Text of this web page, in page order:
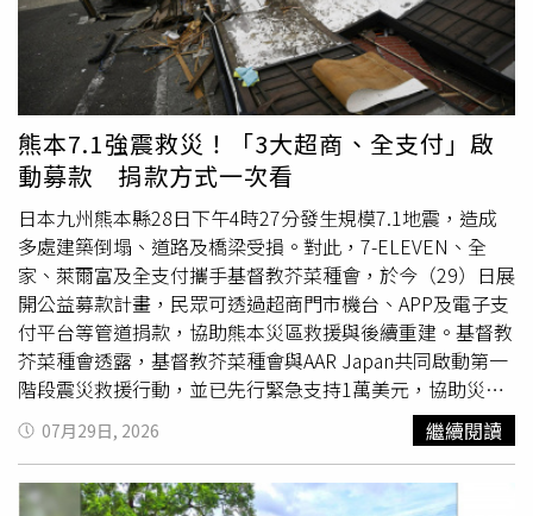
傳統說法，就是「晦夜、陰門、日蔽」三象重疊，因此容易
被賦予特殊寓意。他進一步說明，在古代占候文化中，日食
象徵陽明受蔽、秩序受擾及人心不安，若再碰上鬼門開，往
往容易被解讀為陰氣轉盛、陰陽交界、應謹言慎行的時刻。
不過他也強調，2026年與2027年兩次日全食，台灣及東亞
地區都無法直接觀測，代表即使有人將其解讀為全球可能出
現某些變化，也不代表災難一定會發生，更不能將所有事件
與天象強行連結。柯柏成認為，特殊天象確實可能讓部分民
眾對政治局勢、天然災害、水患或國際情勢產生更多聯想，
也容易因網路傳播被包裝成神秘巧合，進一步放大心理焦
慮。然而，他強調，最重要的民俗精神並非製造恐懼，而是
提醒人們保持敬畏自然、謹慎處世，因此給出八字建議：
「敬天慎行，修德祈安」。無論是否身處觀測區域，專家都
提醒，觀看日全食或日偏食時，絕不可直接以肉眼直視太
陽，以免造成不可逆的視網膜傷害。由於眼睛沒有痛覺神
經，即使受傷也可能毫無感覺，因此必須配戴符合ISO
12312-2:2015國際標準的日食觀測眼鏡，才能有效阻隔紫
外線及強烈陽光。研究也發現，2024年美國日全食結束
的大規模軍事打擊，「看起來他們很有機會解決問題。如果
我們能不用把他們炸得天翻地覆就達成目的，我會非常高
興。」然而到了5月27日，由於談判陷入停滯，美國又恢復
對伊朗的空襲。6月11日在雙方連續2天的互轟後，川普揚
言進一步升高衝突，並表示美國當晚將「狠狠打擊」伊朗，
並全面掌控其石油與天然氣產業。但數小時後，川普在社群
媒體發文聲稱，談判出現重大突破，因此取消原定攻擊。6
月17日川普與伊朗簽署1項初步協議，內容包括永久停止敵
對行動、重新開放荷姆茲海峽，並啟動為期60天的談判期
限，以敲定伊朗核計畫未來安排的最終協議。不過，川普仍
保留退出協議的可能性，「這只是1份諒解備忘錄，如果我
不喜歡，我們就會回去繼續對他們開火、投下炸彈。」7月7
日在伊朗於荷姆茲海峽攻擊商船後，正在土耳其首都安卡拉
（Ankara）出席北約（NATO）領袖峰會的川普，下令對伊
朗展開新一輪空襲。隨後，他又宣稱自己認為停火已經結
束，並再度威脅將「徹底解決伊朗問題」。7月27日川普表
示，他已暫停美軍連續2週、每天對伊朗發動的密集空襲，
以給談判1次機會。在長達13天的空襲期間，美軍攻擊了多
（Rand Paul），長期指控佛奇掩蓋支持「實驗室洩漏理
論」的證據，而該理論認為病毒可能與中國武漢病毒研究所
的研究活動有關。佛奇在開場陳述中反擊保羅，指控對方
「執迷於」希望看到自己遭到起訴，並表示回答委員會問題
可能使自己面臨出於政治動機的司法追訴，「（保羅）要求
我出席這個委員會的唯一原因，就是希望讓我說出某些事
情，任何事情，藉此證明他過去公開多次承諾，要讓我『身
陷牢獄』的說法是正確的。」在佛奇簡短發表聲明後，保羅
隨即開始一連串質詢，「你能否向委員會解釋，為什麼你選
擇資助這種在中國進行的危險研究？」結果現年85歲的佛奇
面對參議員提出的每1個問題，都引用美國憲法第五修正案
（Fifth Amendment）的權利，「在律師建議下，我謹此拒
絕回答，理由是我享有美國憲法第五修正案所保障的權
利。」值得注意的是，佛奇的律師試圖在聽證會期間發表聲
明，但在保羅下令後，被工作人員帶離聽證會現場。對此，
保羅也警告佛奇，拒絕回答問題可能帶來後果，並強調委員
會正在進行1項合法的國會調查。保羅所指的資金，是由美
國國家衛生院（National Institutes of Health）提供給美國
熊本7.1強震救災！「3大超商、全支付」啟
動募款 捐款方式一次看
日本九州熊本縣28日下午4時27分發生規模7.1地震，造成
多處建築倒塌、道路及橋梁受損。對此，7-ELEVEN、全
家、萊爾富及全支付攜手基督教芥菜種會，於今（29）日展
開公益募款計畫，民眾可透過超商門市機台、APP及電子支
付平台等管道捐款，協助熊本災區救援與後續重建。基督教
芥菜種會透露，基督教芥菜種會與AAR Japan共同啟動第一
階段震災救援行動，並已先行緊急支持1萬美元，協助災區
展開各項救援工作，包含災後緊急民生物資供應、行動熱食
餐車服務、受災民眾心理支持 、避難安置所服務與生活支
持，以及長者、兒童、身心障礙者等弱勢族群關懷。以下為
各通路捐款方式：7-ELEVEN攜手基督教芥菜種會，透過
07月29日, 2026 繼續閱讀